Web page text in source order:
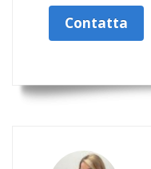
Contatta